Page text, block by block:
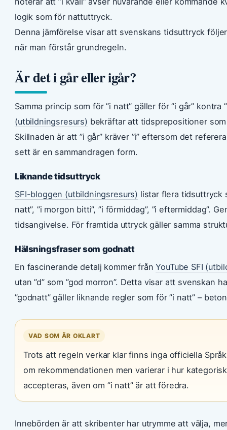
logik som för nattuttryck.
Denna jämförelse visar att svenskans tidsuttryck
när man förstår grundregeln.
Är det i går eller igår?
Samma princip som för ”i natt” gäller för ”i går” kontra
(utbildningsresurs) bekräftar att tidsprepositioner
Skillnaden är att ”i går” kräver ”i” eftersom det
sett är en sammandragen form.
Liknande tidsuttryck
SFI-bloggen (utbildningsresurs) listar flera tidsuttryck
natt”, ”i morgon bitti”, ”i förmiddag”, ”i eftermiddag”.
tidsangivelse. För framtida uttryck gäller samma
Hälsningsfraser som godnatt
En fascinerande detalj kommer frånYouTube SFI
utan ”d” som ”god morron”. Detta visar att svenskan
”godnatt” gäller liknande regler som för ”i natt” –
VAD SOM ÄR OKLART
Trots att regeln verkar klar finns inga officiella
om rekommendationen men varierar i hur
accepteras, även om ”i natt” är att föredra.
Innebörden är att skribenter har utrymme att välja,